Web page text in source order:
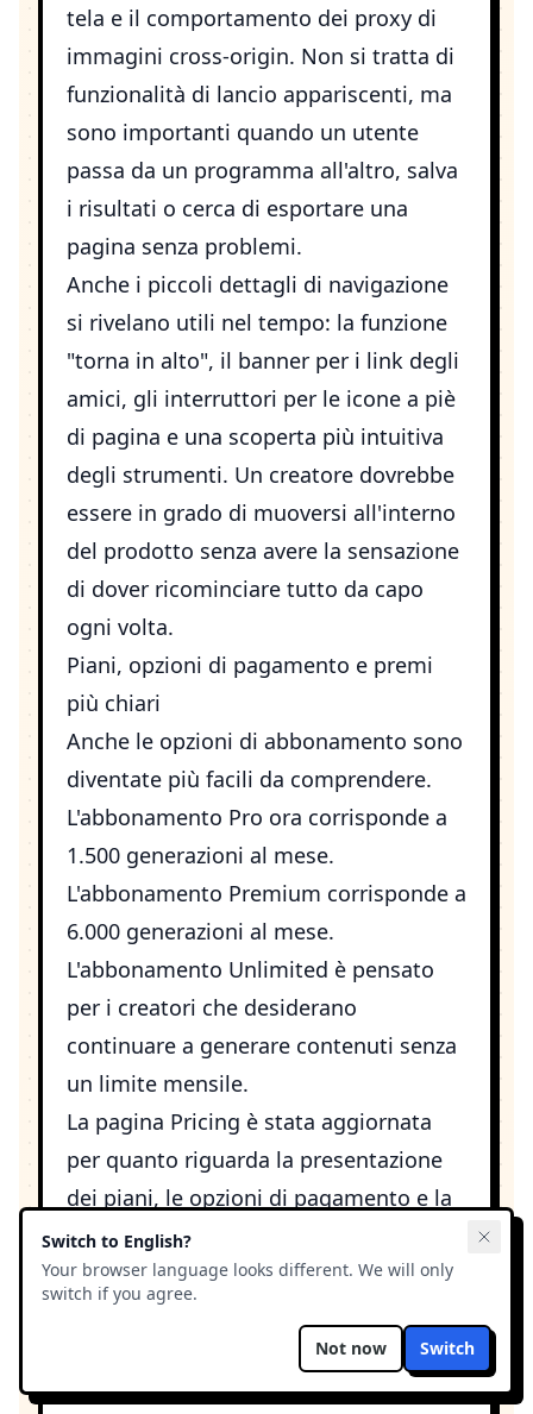
tela e il comportamento dei proxy di
immagini cross-origin. Non si tratta di
funzionalità di lancio appariscenti, ma
sono importanti quando un utente
passa da un programma all'altro, salva
i risultati o cerca di esportare una
pagina senza problemi.
Anche i piccoli dettagli di navigazione
si rivelano utili nel tempo: la funzione
"torna in alto", il banner per i link degli
amici, gli interruttori per le icone a piè
di pagina e una scoperta più intuitiva
degli strumenti. Un creatore dovrebbe
essere in grado di muoversi all'interno
del prodotto senza avere la sensazione
di dover ricominciare tutto da capo
ogni volta.
Piani, opzioni di pagamento e premi
più chiari
Anche le opzioni di abbonamento sono
diventate più facili da comprendere.
L'abbonamento Pro ora corrisponde a
1.500 generazioni al mese.
L'abbonamento Premium corrisponde a
6.000 generazioni al mese.
L'abbonamento Unlimited è pensato
per i creatori che desiderano
continuare a generare contenuti senza
un limite mensile.
La pagina Pricing è stata aggiornata
per quanto riguarda la presentazione
dei piani, le opzioni di pagamento e la
chiarezza del rinnovo. Il supporto per
Stripe ora include codici promozionali
e metodi di pagamento dinamici,
mentre i flussi di abbonamento tramite
PayPal e Stripe continuano a ricevere
Switch to English?
Your browser language looks different. We will only
switch if you agree.
Not now Switch